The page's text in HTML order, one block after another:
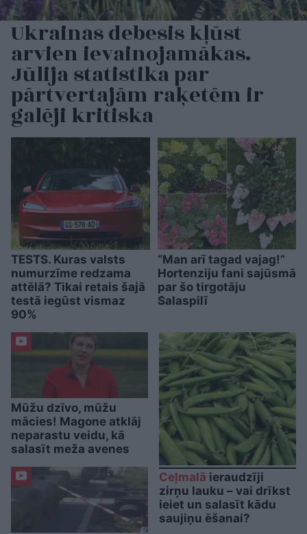
Ukrainas debesis kļūst
arvien ievainojamākas.
Jūlija statistika par
pārtvertajām raķetēm ir
galēji kritiska
TESTS. Kuras valsts
numurzīme redzama
attēlā? Tikai retais šajā
testā iegūst vismaz
90%
“Man arī tagad vajag!”
Hortenziju fani sajūsmā
par šo tirgotāju
Salaspilī
Mūžu dzīvo, mūžu
mācies! Magone atklāj
neparastu veidu, kā
salasīt meža avenes
Ceļmalā ieraudzīji
zirņu lauku – vai drīkst
ieiet un salasīt kādu
saujiņu ēšanai?